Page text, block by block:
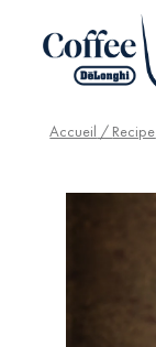
Accueil / Recipe